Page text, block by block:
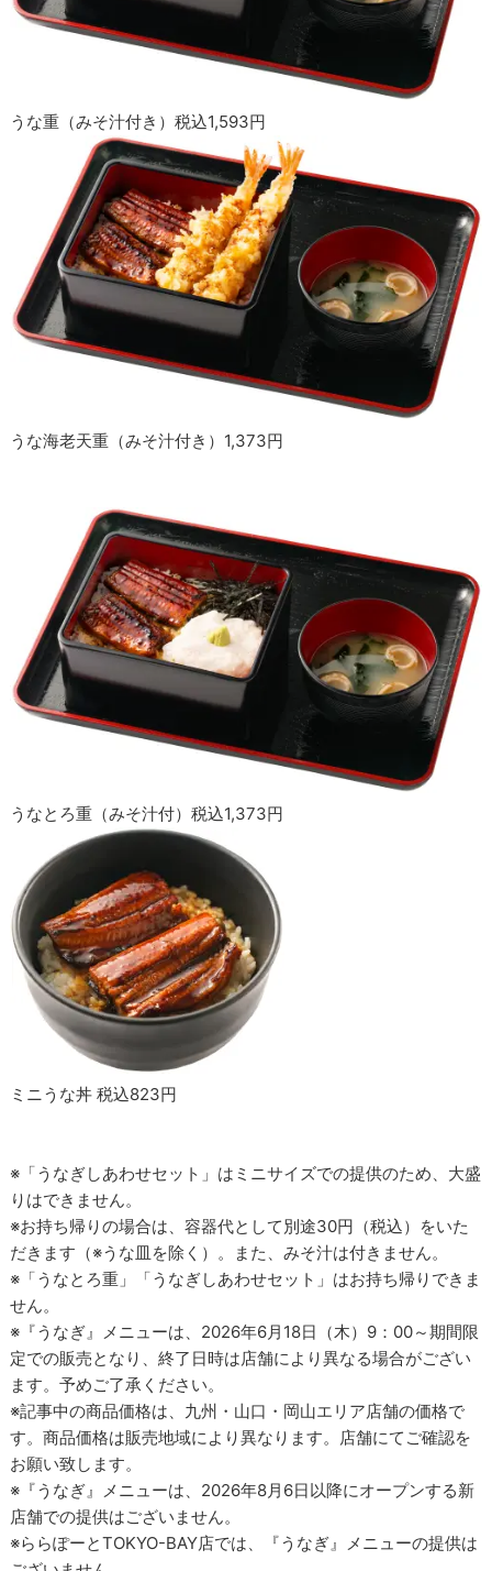
うな重（みそ汁付き）税込1,593円
うな海老天重（みそ汁付き）1,373円
うなとろ重（みそ汁付）税込1,373円
ミニうな丼 税込823円
※「うなぎしあわせセット」はミニサイズでの提供のため、大盛
りはできません。
※お持ち帰りの場合は、容器代として別途30円（税込）をいた
だきます（※うな皿を除く）。また、みそ汁は付きません。
※「うなとろ重」「うなぎしあわせセット」はお持ち帰りできま
せん。
※『うなぎ』メニューは、2026年6月18日（木）9：00～期間限
定での販売となり、終了日時は店舗により異なる場合がござい
ます。予めご了承ください。
※記事中の商品価格は、九州・山口・岡山エリア店舗の価格で
す。商品価格は販売地域により異なります。店舗にてご確認を
お願い致します。
※『うなぎ』メニューは、2026年8月6日以降にオープンする新
店舗での提供はございません。
※ららぽーとTOKYO-BAY店では、『うなぎ』メニューの提供は